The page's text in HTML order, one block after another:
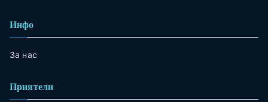
Инфо
За нас
Приятели